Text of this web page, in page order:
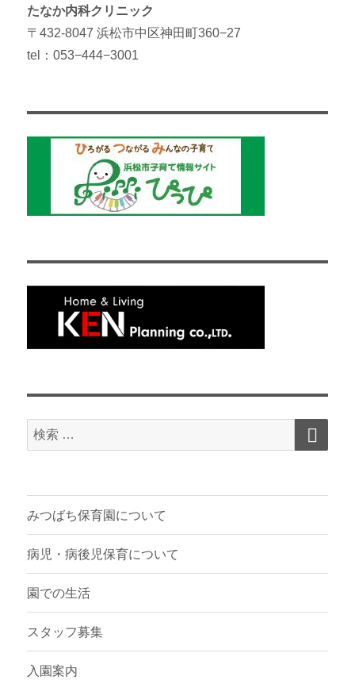
たなか内科クリニック
〒432-8047 浜松市中区神田町360−27
tel：053−444−3001
検
索
象:
検
みつばち保育園について
病児・病後児保育について
園での生活
スタッフ募集
入園案内